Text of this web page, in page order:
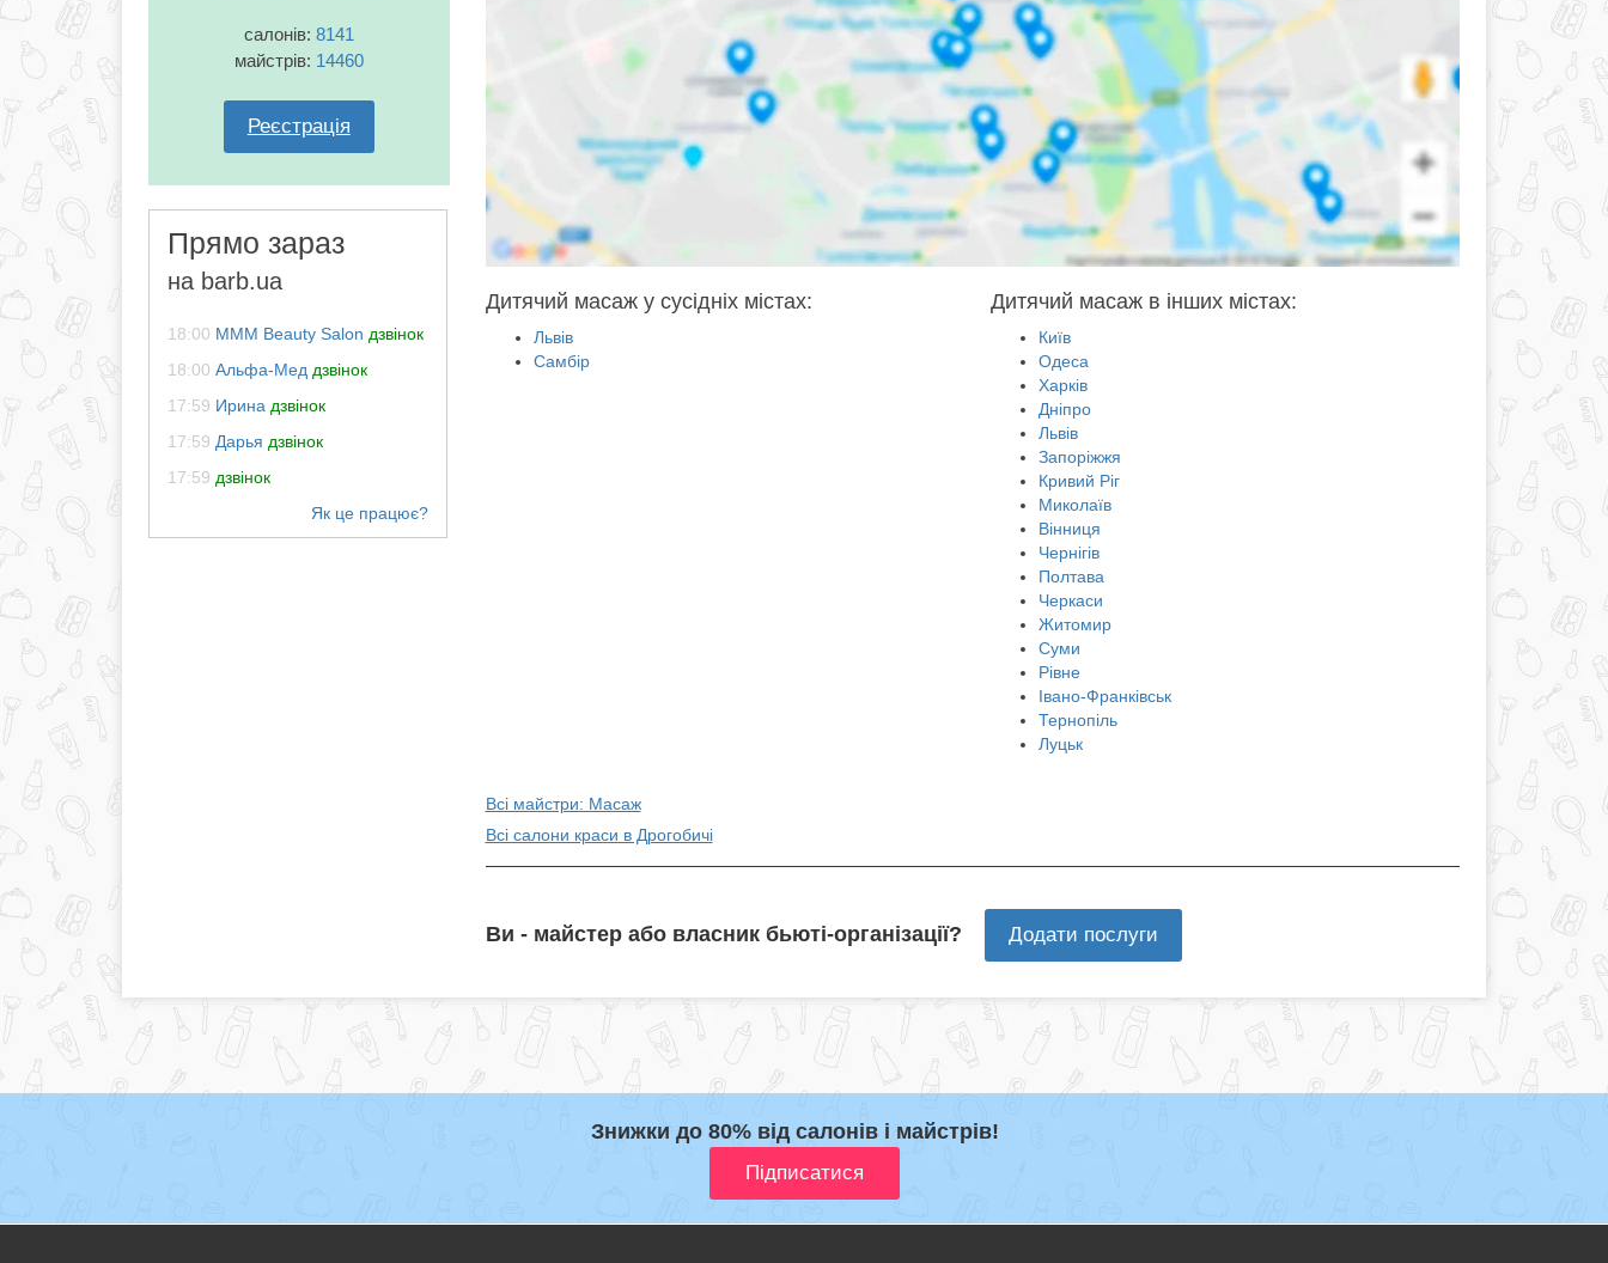
салонів: 8141
майстрів: 14460
Реєстрація
Прямо зараз
на barb.ua
18:00 MMM Beauty Salon дзвінок
18:00 Альфа-Мед дзвінок
17:59 Ирина дзвінок
17:59 Дарья дзвінок
17:59 дзвінок
Дитячий масаж у сусідніх містах:
Львів
Самбір
Дитячий масаж в інших містах:
Київ
Одеса
Харків
Дніпро
Львів
Запоріжжя
Кривий Ріг
Миколаїв
Вінниця
Чернігів
Полтава
Черкаси
Житомир
Суми
Рівне
Івано-Франківськ
Тернопіль
Луцьк
Всі майстри: Масаж
Всі салони краси в Дрогобичі
Ви - майстер або власник бьюті-організації? Додати послуги
Знижки до 80% від салонів і майстрів!